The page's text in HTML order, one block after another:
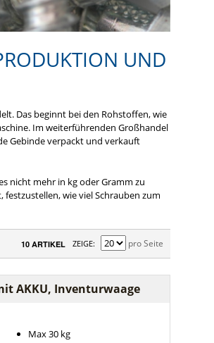
UND
Das beginnt bei den Rohstoffen, wie
Im weiterführenden Großhandel
Gebinde verpackt und verkauft
nicht mehr in kg oder Gramm zu
wie viel Schrauben zum
10 ARTIKEL ZEIGE pro Seite
AKKU, Inventurwaage
Max 30 kg